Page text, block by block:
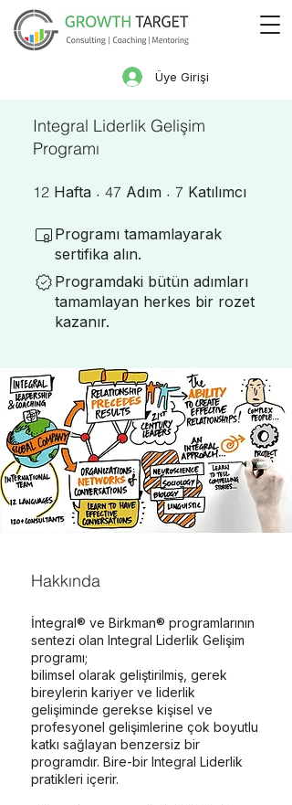
Üye Girişi
Integral Liderlik Gelişim
Programı
12 Hafta 12 Hafta
47 Adım 47 Adım
7 Katılımcı
Programı tamamlayarak
sertifika alın.
Programdaki bütün adımları
tamamlayan herkes bir rozet
kazanır.
Hakkında
İntegral® ve Birkman® programlarının
sentezi olan Integral Liderlik Gelişim
programı;
bilimsel olarak geliştirilmiş, gerek
bireylerin kariyer ve liderlik
gelişiminde gerekse kişisel ve
profesyonel gelişimlerine çok boyutlu
katkı sağlayan benzersiz bir
programdır. Bire-bir Integral Liderlik
pratikleri içerir.